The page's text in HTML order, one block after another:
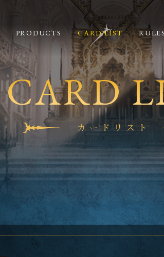
PRODUCTS CARD LIST
CARD
カードリスト